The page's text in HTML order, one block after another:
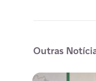
Outras